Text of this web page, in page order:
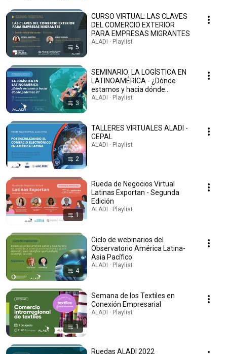
5
CURSO VIRTUAL: LAS CLAVES
DEL COMERCIO EXTERIOR
PARA EMPRESAS MIGRANTES
ALADI · Playlist
3
SEMINARIO: LA LOGÍSTICA EN
LATINOAMÉRICA - ¿Dónde
estamos y hacia dónde
podemos ir?
ALADI · Playlist
2
TALLERES VIRTUALES ALADI -
CEPAL
ALADI · Playlist
1
Rueda de Negocios Virtual
Latinas Exportan - Segunda
Edición
ALADI · Playlist
4
Ciclo de webinarios del
Observatorio América Latina-
Asia Pacífico
ALADI · Playlist
1
Semana de los Textiles en
Conexión Empresarial
ALADI · Playlist
Ruedas ALADI 2022